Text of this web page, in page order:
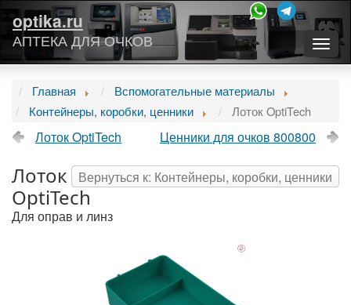
optika.ru
АПТЕКА ДЛЯ ОЧКОВ
Главная
Вспомогательные материалы
Контейнеры, коробки, ценники
Лоток OptiTech
Лоток OptiTech Ценники для очков 800800
Вернуться к: Контейнеры, коробки, ценники
Лоток
OptiTech
Для оправ и линз